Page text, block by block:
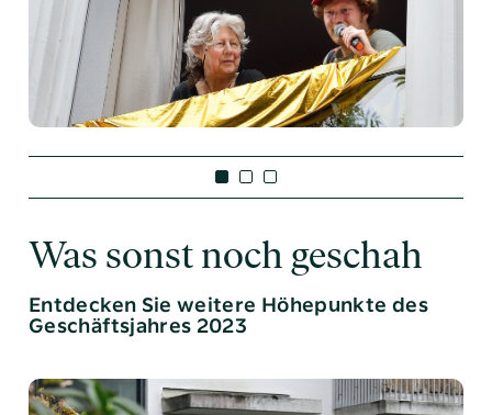
Was sonst noch geschah
Entdecken Sie weitere Höhepunkte des
Geschäftsjahres 2023